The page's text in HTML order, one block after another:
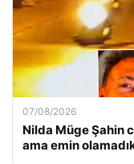
07/08/2026
Nilda Müge Şahin
ama emin